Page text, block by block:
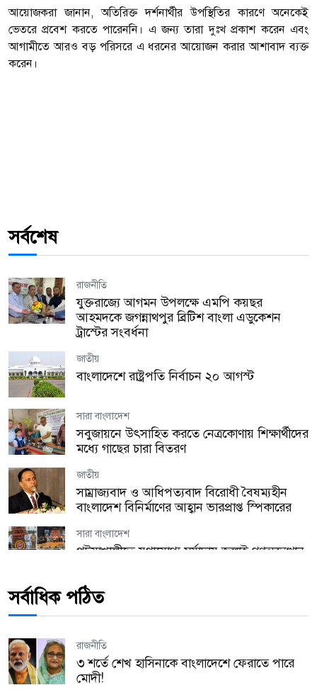
আয়োজকরা জানান, অতিরিক্ত দর্শনার্থীর উপস্থিতির কারণে অনেকেই
ভেতরে প্রবেশ করতে পারেননি। এ জন্য তারা দুঃখ প্রকাশ করেন এবং
আগামীতে আরও বড় পরিসরে এ ধরনের আয়োজন করার আশাবাদ ব্যক্ত
করেন।
সর্বশেষ
রাজনীতি
যুক্তরাজ্যে আগমন উপলক্ষে এমপি কয়ছর
আহমদকে জগন্নাথপুর ব্রিটিশ বাংলা এডুকেশন
ট্রাস্টের সংবর্ধনা
জাতীয়
বাংলাদেশে রাষ্ট্রপতি নির্বাচন ২০ আগস্ট
সারা বাংলাদেশ
সবুজায়নে উৎসাহিত করতে নেত্রকোণায় শিক্ষার্থীদের
মধ্যে গাছের চারা বিতরণ
জাতীয়
সাম্রাজ্যবাদ ও আধিপত্যবাদ বিরোধী বৈষম্যহীন
বাংলাদেশ বিনির্মাণের আহ্বান ভারপ্রাপ্ত স্পিকারের
সারা বাংলাদেশ
পটুয়াখালীতে যথাযোগ্য মর্যাদায় জুলাই গণঅভ্যুত্থান
যুক্তরাজ্য
হ্যারিঙ্গে কাউন্সিল উৎসবের প্রস্তুতি সভা অনুষ্ঠিত!
যুক্তরাজ্য
লন্ডনে অবৈধ কর্মীদের বিরুদ্ধে বড় অভিযান, এক
বছরে গ্রেপ্তার ২,১৭২
সর্বাধিক পঠিত
রাজনীতি
৩ শর্তে শেখ হাসিনাকে বাংলাদেশে ফেরাতে পারে
মোদী!